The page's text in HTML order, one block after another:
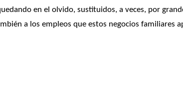
en el olvido, sustituidos, a veces, por
a los empleos que estos negocios familiares